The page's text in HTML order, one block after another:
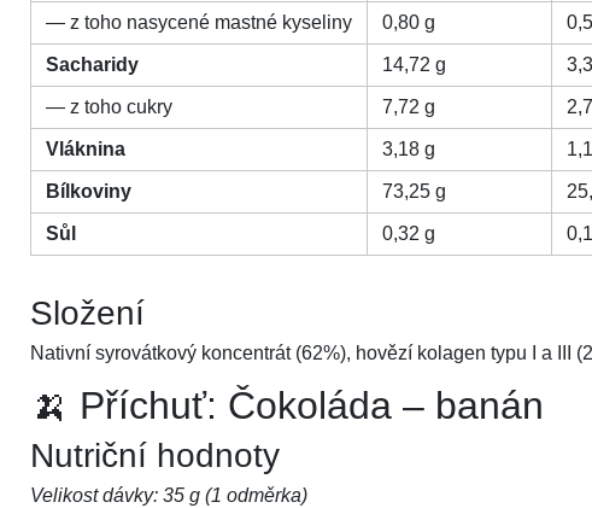
— z toho nasycené mastné kyseliny 0,80 g
Sacharidy 14,72 g
— z toho cukry 7,72 g
Vláknina 3,18 g
Bílkoviny 73,25 g
Sůl 0,32 g
Složení
Nativní syrovátkový koncentrát (62%), hovězí kolagen typu I a III
🍌 Příchuť: Čokoláda – banán
Nutriční hodnoty
Velikost dávky: 35 g (1 odměrka)